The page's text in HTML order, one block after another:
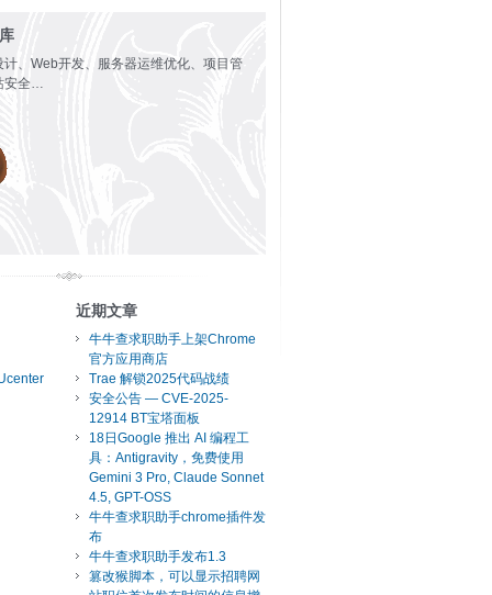
、Web开发、服务器运维优化、项目管
安全…
近期文章
牛牛查求职助手上架Chrome
官方应用商店
Trae 解锁2025代码战绩
安全公告 — CVE-2025-
12914 BT宝塔面板
18日Google 推出 AI 编程工
具：Antigravity，免费使用
Gemini 3 Pro, Claude Sonnet
4.5, GPT-OSS
牛牛查求职助手chrome插件发
布
牛牛查求职助手发布1.3
篡改猴脚本，可以显示招聘网